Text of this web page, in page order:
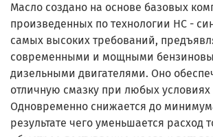
Масло создано на основе базовых
произведенных по технологии HC -
самых высоких требований,
современными и мощными
дизельными двигателями. Оно
отличную смазку при любых условиях
Одновременно снижается до
результате чего уменьшается расход